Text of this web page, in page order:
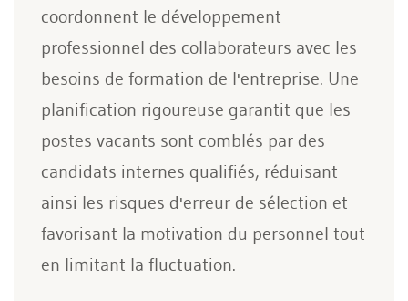
coordonnent le développement
professionnel des collaborateurs avec les
besoins de formation de l'entreprise. Une
planification rigoureuse garantit que les
postes vacants sont comblés par des
candidats internes qualifiés, réduisant
ainsi les risques d'erreur de sélection et
favorisant la motivation du personnel tout
en limitant la fluctuation.